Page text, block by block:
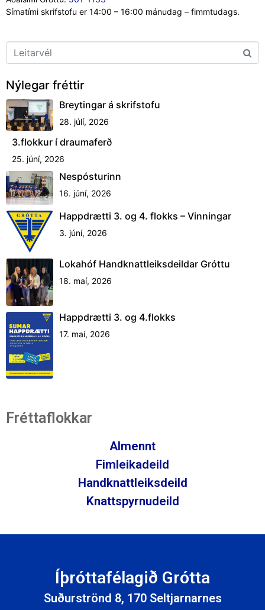
Símatími skrifstofu er 14:00 – 16:00 mánudag – fimmtudags.
Nýlegar fréttir
Breytingar á skrifstofu
28. júlí, 2026
3.flokkur í draumaferð
25. júní, 2026
Nespósturinn
16. júní, 2026
Happdrætti 3. og 4. flokks – Vinningar
3. júní, 2026
Lokahóf Handknattleiksdeildar Gróttu
18. maí, 2026
Happdrætti 3. og 4.flokks
17. maí, 2026
Fréttaflokkar
Almennt
Fimleikadeild
Handknattleiksdeild
Knattspyrnudeild
Íþróttafélagið Grótta
Suðurströnd 8, 170 Seltjarnarnes